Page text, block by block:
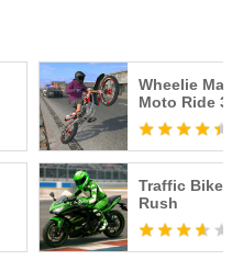
Wheelie
Moto Ride 3D
Traffic Bike
Rush